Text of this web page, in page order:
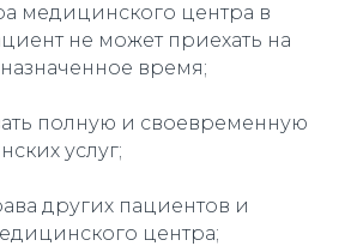
медицинского центра в
не может приехать на
время;
полную и своевременную
услуг;
других пациентов и
центра;